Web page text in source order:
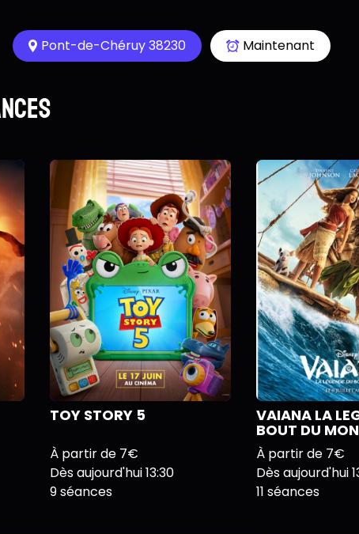
Pont-de-Chéruy 38230 Maintenant
TOY STORY 5
À partir de 7€
Dès aujourd'hui 13:30
9 séances
VAIANA LA
BOUT DU
À partir de 7€
Dès aujourd'hui
11 séances